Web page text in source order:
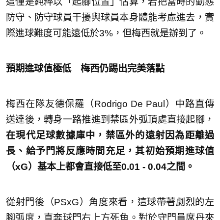
防守、防守球員干擾與球員本身體能考慮進去，實
際進球難度可能遠低於3%，但梅西就是辦到了。
預期進球值極低 梅西仍踢出完美落點
梅西在隊友德保羅（Rodrigo De Paul）中路直傳
送達後，轉身一路推進到禁區外弧頂處直接起腳，
在現代足球數據庫中，禁區外的遠射因為距離過
長、給予門將反應時間充足，其初始預期進球值
（xG）基本上都會直接低至0.01 - 0.04之間。
從射門後（PSxG）角度來看，這球帶著劇烈的左
腳弧度，直奔球門右上方死角。對於守門員席丹來